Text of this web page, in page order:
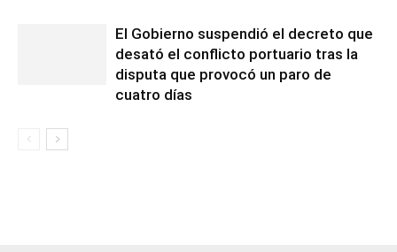
El Gobierno suspendió el decreto que
desató el conflicto portuario tras la
disputa que provocó un paro de
cuatro días